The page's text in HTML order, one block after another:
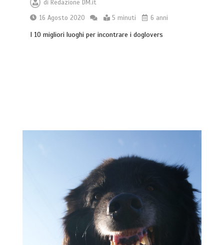
di Redazione DM.it
16 Agosto 2020
5 minuti 6 anni
I 10 migliori luoghi per incontrare i doglovers